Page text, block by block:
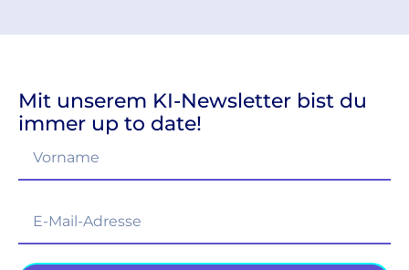
Mit unserem KI-Newsletter bist du
immer up to date!